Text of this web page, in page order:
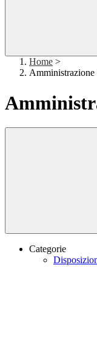
Home >
Amministrazione
Categorie